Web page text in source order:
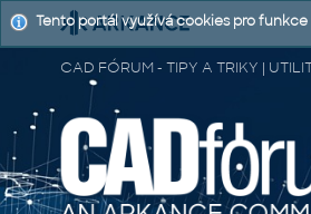
CAD FÓRUM - TIPY A TRIKY |
Tento portál využívá cookies pro